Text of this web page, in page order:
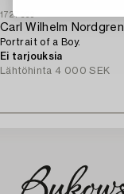
1727369
Carl Wilhelm Nordgren
Portrait of a Boy.
Ei tarjouksia
Lähtöhinta 4 000 SEK